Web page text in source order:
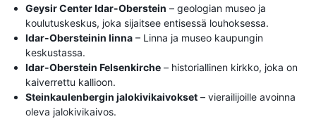
Geysir Center Idar-Oberstein – geologian museo ja
koulutuskeskus, joka sijaitsee entisessä louhoksessa.
Idar-Obersteinin linna – Linna ja museo kaupungin
keskustassa.
Idar-Oberstein Felsenkirche – historiallinen kirkko, joka on
kaiverrettu kallioon.
Steinkaulenbergin jalokivikaivokset – vierailijoille avoinna
oleva jalokivikaivos.